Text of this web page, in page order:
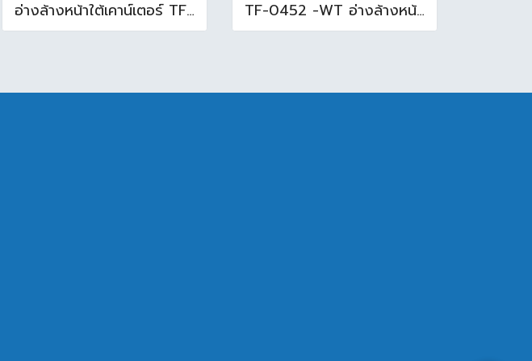
อ่างล้างหน้าใต้เคาน์เตอร์ TF-0458 สีขาว TF-0452 -WT อ่างล้างหน้าบนเคาน์เตอร์ สีขาว